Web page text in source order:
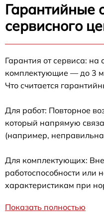
Гарантийные
сервисного
Гарантия от сервиса:
комплектующие — до 3
Что считается
Для работ: Повторное
который напрямую
(например,
Для комплектующих:
работоспособности или
характеристикам при
Показать полностью